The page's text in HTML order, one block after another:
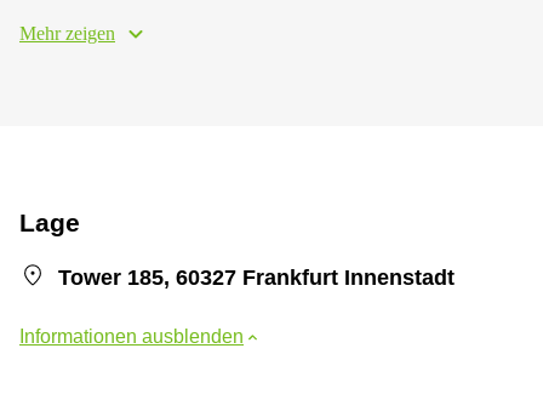
Mehr zeigen
Lage
Tower 185, 60327 Frankfurt Innenstadt
Informationen ausblenden